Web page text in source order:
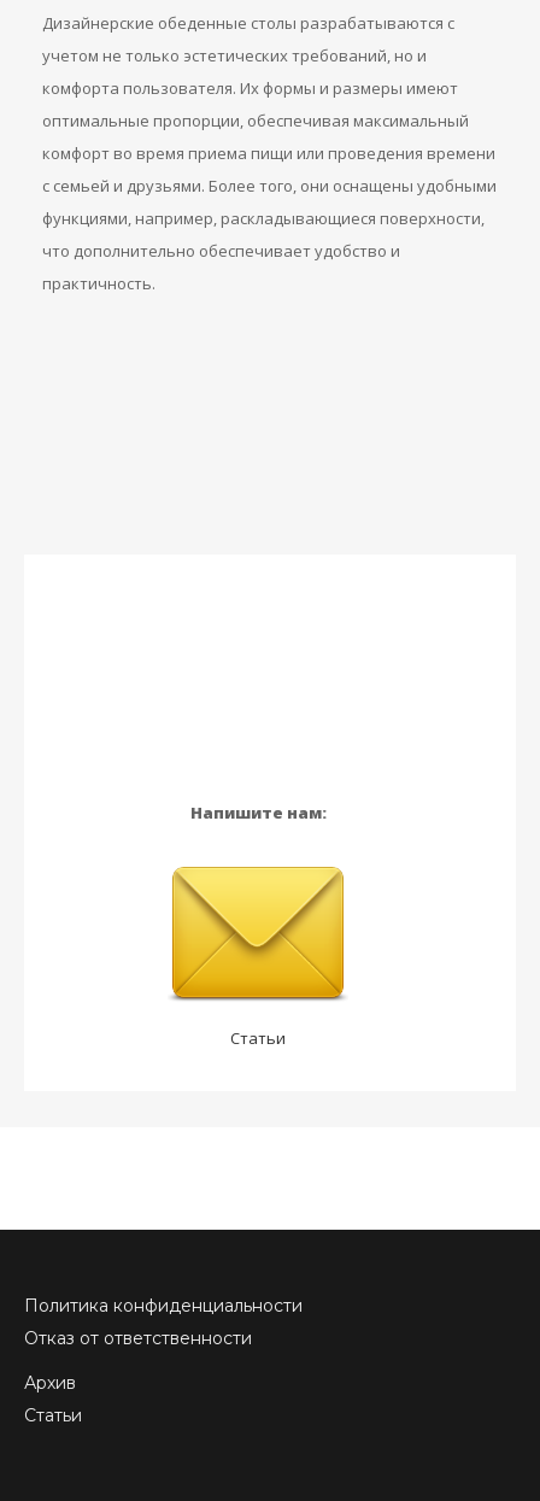
Дизайнерские обеденные столы разрабатываются с
учетом не только эстетических требований, но и
комфорта пользователя. Их формы и размеры имеют
оптимальные пропорции, обеспечивая максимальный
комфорт во время приема пищи или проведения времени
с семьей и друзьями. Более того, они оснащены удобными
функциями, например, раскладывающиеся поверхности,
что дополнительно обеспечивает удобство и
практичность.
Напишите нам:
Статьи
Политика конфиденциальности
Отказ от ответственности
Архив
Статьи